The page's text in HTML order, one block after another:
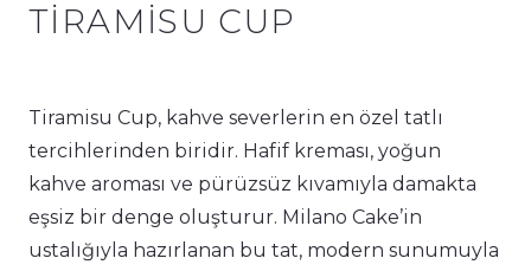
TIRAMISU CUP
Tiramisu Cup, kahve severlerin en özel tatlı
tercihlerinden biridir. Hafif kreması, yoğun
kahve aroması ve pürüzsüz kıvamıyla damakta
eşsiz bir denge oluşturur. Milano Cake’in
ustalığıyla hazırlanan bu tat, modern sunumuyla